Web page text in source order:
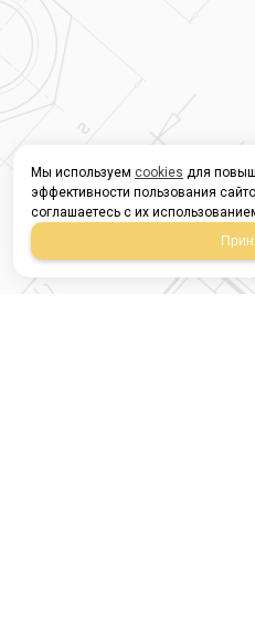
Мы используем cookies для
эффективности пользования
соглашаетесь с их